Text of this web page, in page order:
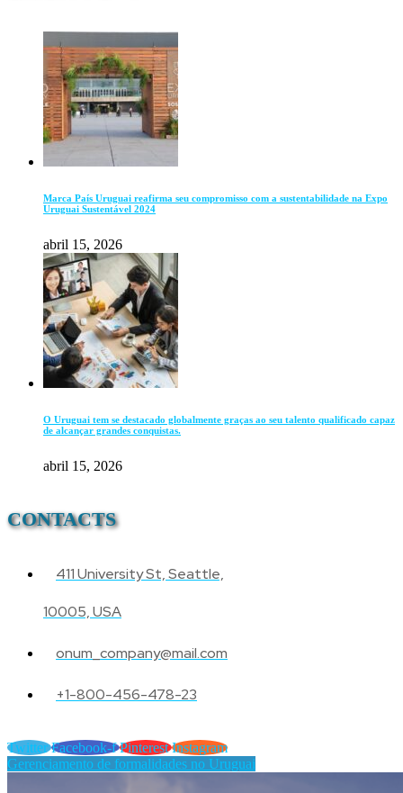
Marca País Uruguai reafirma seu compromisso com a sustentabilidade na Expo
Uruguai Sustentável 2024
abril 15, 2026
O Uruguai tem se destacado globalmente graças ao seu talento qualificado capaz
de alcançar grandes conquistas.
abril 15, 2026
CONTACTS
411 University St, Seattle,
10005, USA
onum_company@mail.com
+1-800-456-478-23
Twitter Facebook-f Pinterest Instagram
Gerenciamento de formalidades no Uruguai